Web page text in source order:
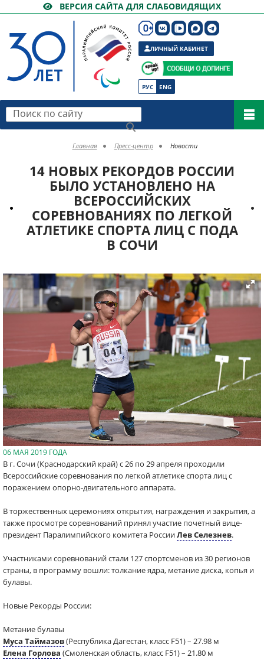
ВЕРСИЯ САЙТА ДЛЯ СЛАБОВИДЯЩИХ
РУС ENG
ЛИЧНЫЙ КАБИНЕТ
Поиск по сайту
Главная Пресс-центр Новости
14 НОВЫХ РЕКОРДОВ РОССИИ
БЫЛО УСТАНОВЛЕНО НА
ВСЕРОССИЙСКИХ
СОРЕВНОВАНИЯХ ПО ЛЕГКОЙ
АТЛЕТИКЕ СПОРТА ЛИЦ С ПОДА
В СОЧИ
06 МАЯ 2019 ГОДА
В г. Сочи (Краснодарский край) с 26 по 29 апреля проходили
Всероссийские соревнования по легкой атлетике спорта лиц с
поражением опорно-двигательного аппарата.
В торжественных церемониях открытия, награждения и закрытия, а
также просмотре соревнований принял участие почетный вице-
президент Паралимпийского комитета РоссииЛев Селезнев.
Участниками соревнований стали 127 спортсменов из 30 регионов
страны, в программу вошли: толкание ядра, метание диска, копья и
булавы.
Новые Рекорды России:
Метание булавы
Муса Таймазов(Республика Дагестан, класс F51) – 27.98 м
Елена Горлова (Смоленская область, класс F51) – 21.80 м